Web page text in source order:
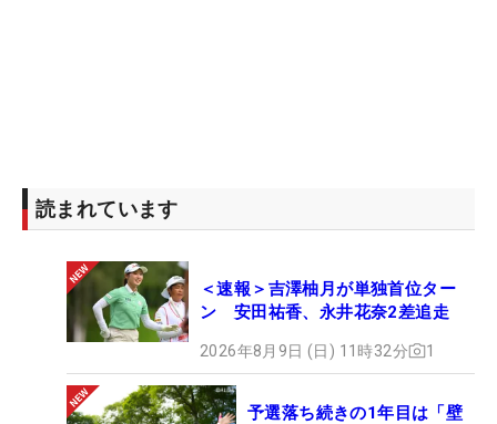
読まれています
＜速報＞吉澤柚月が単独首位ター
ン 安田祐香、永井花奈2差追走
2026年8月9日 (日) 11時32分 1
予選落ち続きの1年目は「壁